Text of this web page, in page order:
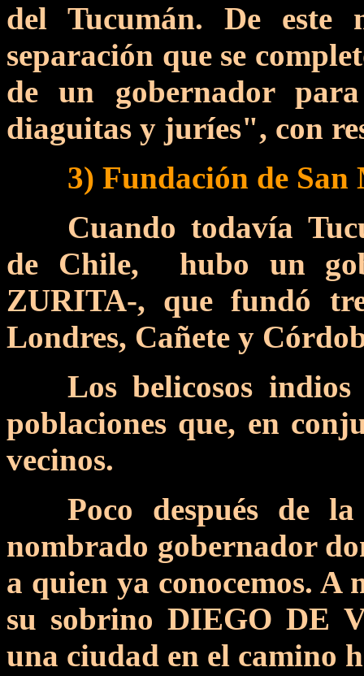
del Tucumán. De este
separación que se
de un gobernador
diaguitas y juríes", con
3) Fundación de
Cuando todavía
de Chile, hubo un
ZURITA-, que fundó
Londres, Cañete y
Los belicosos
poblaciones que, en
vecinos.
Poco después de
nombrado gobernador
a quien ya conocemos. A
su sobrino DIEGO DE
una ciudad en el camino